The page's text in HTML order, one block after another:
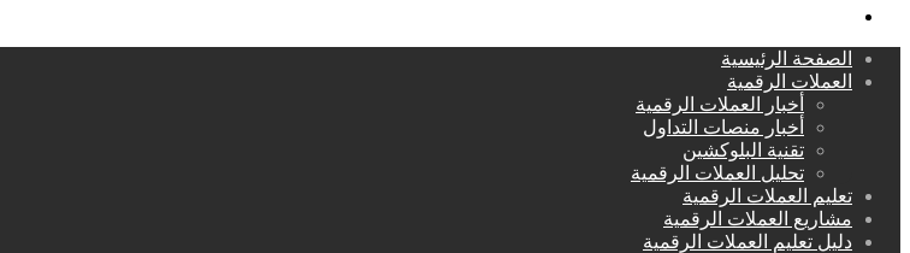
الصفحة الرئيسية
العملات الرقمية
أخبار العملات الرقمية
أخبار منصات التداول
تقنية البلوكشين
تحليل العملات الرقمية
تعليم العملات الرقمية
مشاريع العملات الرقمية
دليل تعليم العملات الرقمية